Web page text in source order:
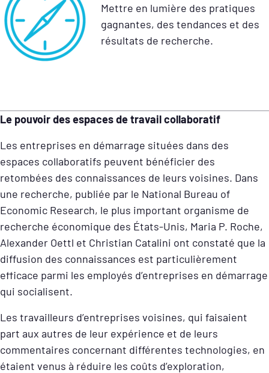
Mettre en lumière des pratiques
gagnantes, des tendances et des
résultats de recherche.
Le pouvoir des espaces de travail collaboratif
Les entreprises en démarrage situées dans des
espaces collaboratifs peuvent bénéficier des
retombées des connaissances de leurs voisines. Dans
une recherche, publiée par le National Bureau of
Economic Research, le plus important organisme de
recherche économique des États-Unis, Maria P. Roche,
Alexander Oettl et Christian Catalini ont constaté que la
diffusion des connaissances est particulièrement
efficace parmi les employés d’entreprises en démarrage
qui socialisent.
Les travailleurs d’entreprises voisines, qui faisaient
part aux autres de leur expérience et de leurs
commentaires concernant différentes technologies, en
étaient venus à réduire les coûts d’exploration,